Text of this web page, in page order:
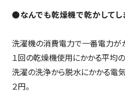
●なんでも乾燥機で乾かしてし
洗濯機の消費電力で一番電力が
１回の乾燥機使用にかかる平均
洗濯の洗浄から脱水にかかる電
２円。